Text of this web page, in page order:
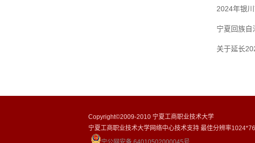
2024年银
宁夏回族自
关于延长
Copyright©2009-2010 宁夏工商职业技术大学
宁夏工商职业技术大学网络中心技术支持 最佳分辨率